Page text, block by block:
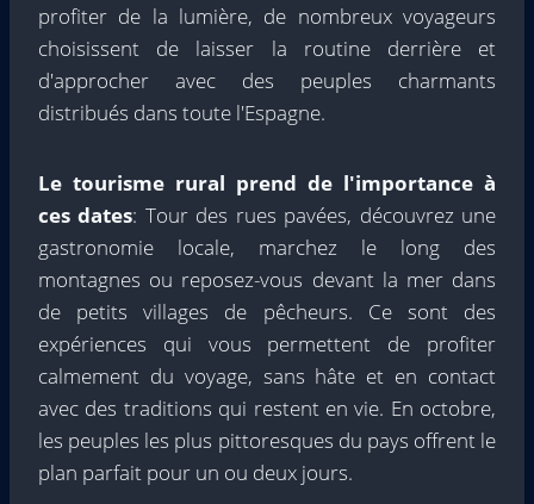
profiter de la lumière, de nombreux voyageurs
choisissent de laisser la routine derrière et
d'approcher avec des peuples charmants
distribués dans toute l'Espagne.
Le tourisme rural prend de l'importance à
ces dates: Tour des rues pavées, découvrez une
gastronomie locale, marchez le long des
montagnes ou reposez-vous devant la mer dans
de petits villages de pêcheurs. Ce sont des
expériences qui vous permettent de profiter
calmement du voyage, sans hâte et en contact
avec des traditions qui restent en vie. En octobre,
les peuples les plus pittoresques du pays offrent le
plan parfait pour un ou deux jours.